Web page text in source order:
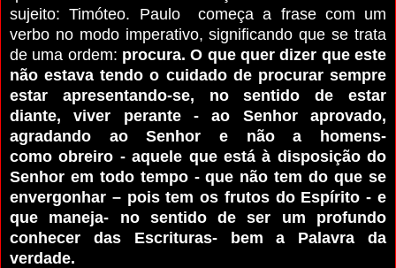
sujeito: Timóteo. Paulo começa a frase com um
verbo no modo imperativo, significando que se trata
de uma ordem: procura.O que quer dizer que este
não estava tendo o cuidado de procurar sempre
estar apresentando-se, no sentido de estar
diante, viver perante - ao Senhor aprovado,
agradando ao Senhor e não a homens-
como obreiro - aquele que está à disposição do
Senhor em todo tempo - que não tem do que se
envergonhar – pois tem os frutos do Espírito - e
que maneja- no sentido de ser um profundo
conhecer das Escrituras- bem a Palavra da
verdade.